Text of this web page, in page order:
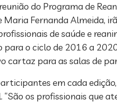
do Programa de
Maria Fernanda Almeida,
de saúde e
o ciclo de 2016 a
cartaz para as salas de
em cada
“São os profissionais que